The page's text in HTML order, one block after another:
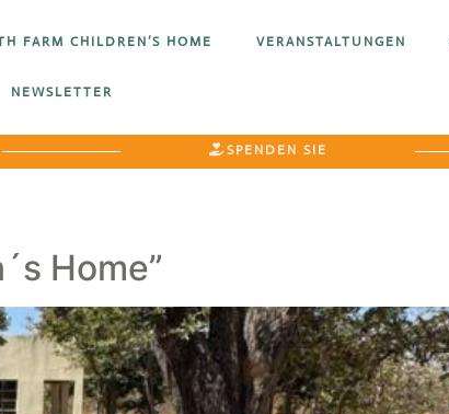
FARM CHILDREN’S HOME VERANSTALTUNGEN
NEWSLETTER
SPENDEN SIE
Home”